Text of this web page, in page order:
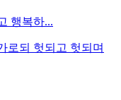
행복하...
로되 헛되고 헛되며